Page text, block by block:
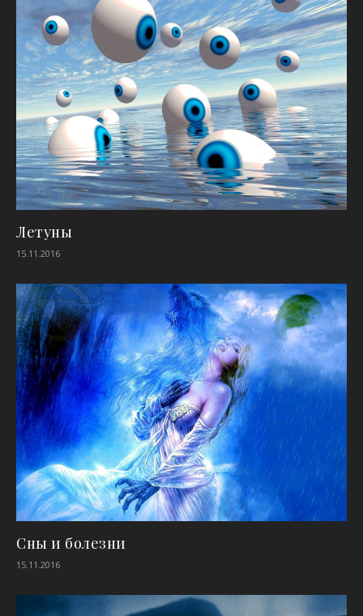
Летуны
15.11.2016
Сны и болезни
15.11.2016